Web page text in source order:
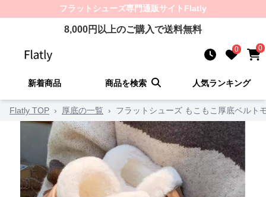
フラットシューズ専門通販サイト Flatly
8,000円以上のご購入で送料無料
0 0
新着商品 商品を検索 人気ランキング
Flatly TOP › 厚底の一覧 › フラットシューズ もこもこ厚底ベルト